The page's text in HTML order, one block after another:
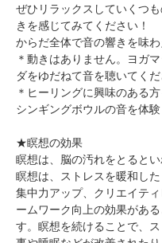
ぜひリラックスしていくつ
きを感じてみてください！
からだ全体で音の響きを味わ
＊動きはありません。ヨガ
ダをゆだねて音を聴いてくだ
＊ヒーリングに興味のある
シンギングボウルの音を体験
★瞑想の効果
瞑想は、脳の汚れをとるとい
瞑想は、ストレスを暖和した
集中力アップ、クリエイテ
ームワーク向上の効果があ
す。瞑想を続けることで、